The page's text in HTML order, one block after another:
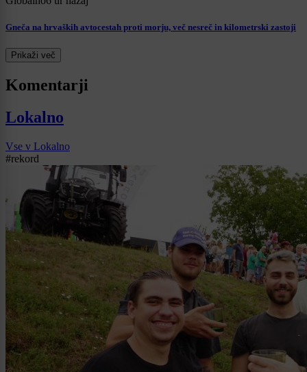
Gneča na hrvaških avtocestah proti morju, več nesreč in kilometrski zastoji
Prikaži več
Komentarji
Lokalno
Vse v Lokalno
#rekord